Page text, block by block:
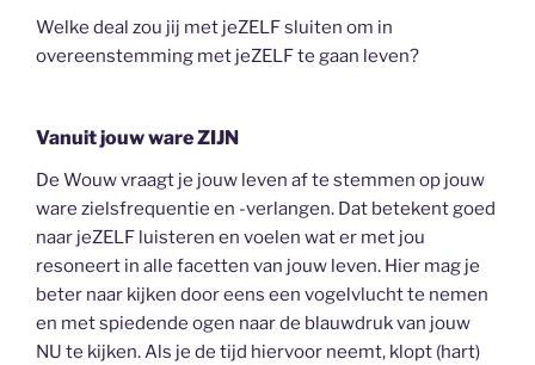
Welke deal zou jij met jeZELF sluiten om in
overeenstemming met jeZELF te gaan leven?
Vanuit jouw ware ZIJN
De Wouw vraagt je jouw leven af te stemmen op jouw
ware zielsfrequentie en -verlangen. Dat betekent goed
naar jeZELF luisteren en voelen wat er met jou
resoneert in alle facetten van jouw leven. Hier mag je
beter naar kijken door eens een vogelvlucht te nemen
en met spiedende ogen naar de blauwdruk van jouw
NU te kijken. Als je de tijd hiervoor neemt, klopt (hart)